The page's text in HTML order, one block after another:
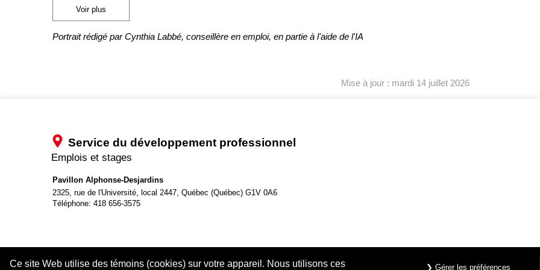
Voir plus
Portrait rédigé par Cynthia Labbé, conseillère en emploi, en partie à l'aide de l'IA
Mise à jour : mardi 14 juillet 2026
Service du développement professionnel
Emplois et stages
Pavillon Alphonse-Desjardins
2325, rue de l'Université, local 2447, Québec (Québec) G1V 0A6
Téléphone: 418 656-3575
Ce site Web utilise des témoins (cookies) sur votre appareil. Nous utilisons ces ❯ Gérer les préférences